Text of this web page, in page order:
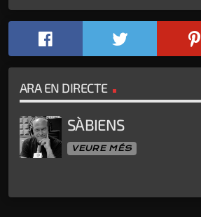
ARA EN DIRECTE
SÀBIENS
VEURE MÉS